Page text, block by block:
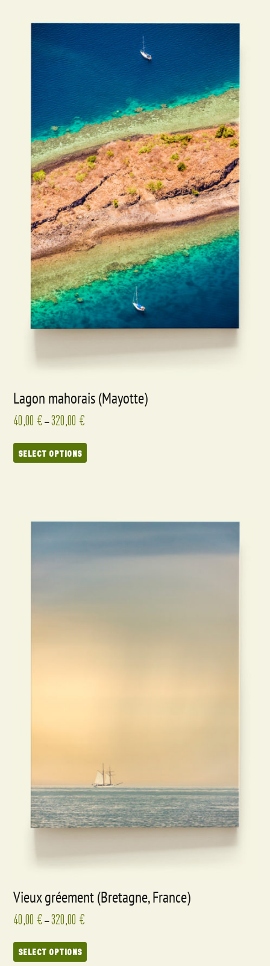
Lagon mahorais (Mayotte)
40,00 € –320,00 €
SELECT OPTIONS
Vieux gréement (Bretagne, France)
40,00 € –320,00 €
SELECT OPTIONS